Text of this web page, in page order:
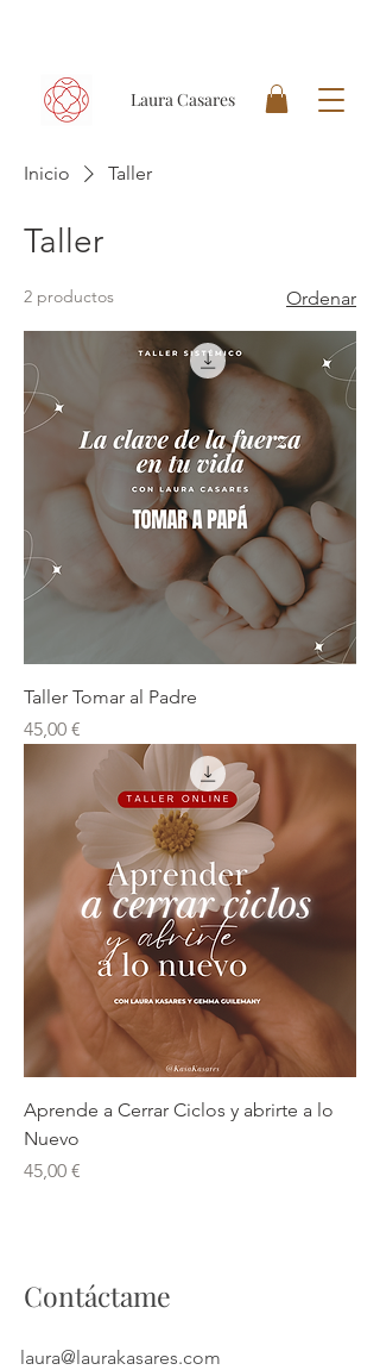
Laura Casares
Inicio Taller
Taller
2 productos Ordenar
Taller Tomar al Padre
Precio
45,00 €
Aprende a Cerrar Ciclos y abrirte a lo
Nuevo
Precio
45,00 €
Contáctame
laura@laurakasares.com